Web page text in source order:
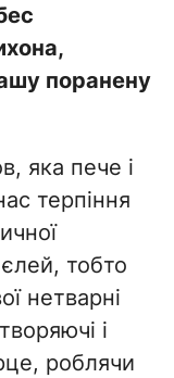
поранену
яка пече і
терпіння
тобто
нетварні
і
роблячи